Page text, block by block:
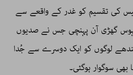
کی تقسیم کو غدر کے واقعے سے
گھڑی آن پہنچی جس نے صدیوں
لوگوں کو ایک دوسرے سے جُدا
بھی سوگوار ہوگئی۔